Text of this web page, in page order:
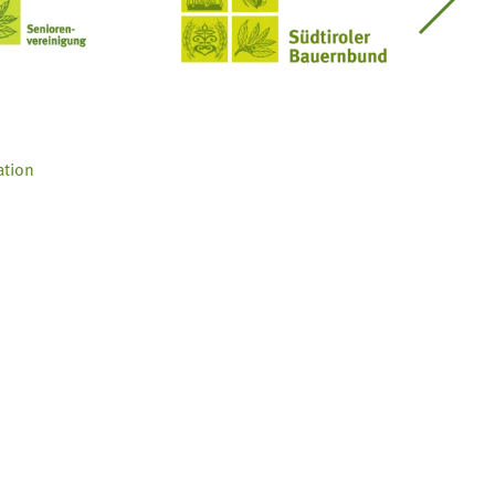
Seniorenvereinigung im SBB Südtiroler Bauernbund